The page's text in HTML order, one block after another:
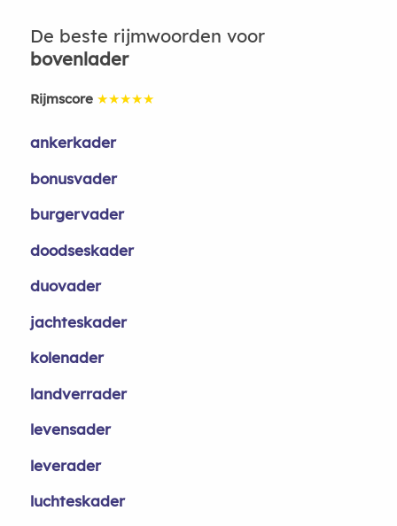
De beste rijmwoorden voor
bovenlader
Rijmscore ★★★★★
ankerkader
bonusvader
burgervader
doodseskader
duovader
jachteskader
kolenader
landverrader
levensader
leverader
luchteskader